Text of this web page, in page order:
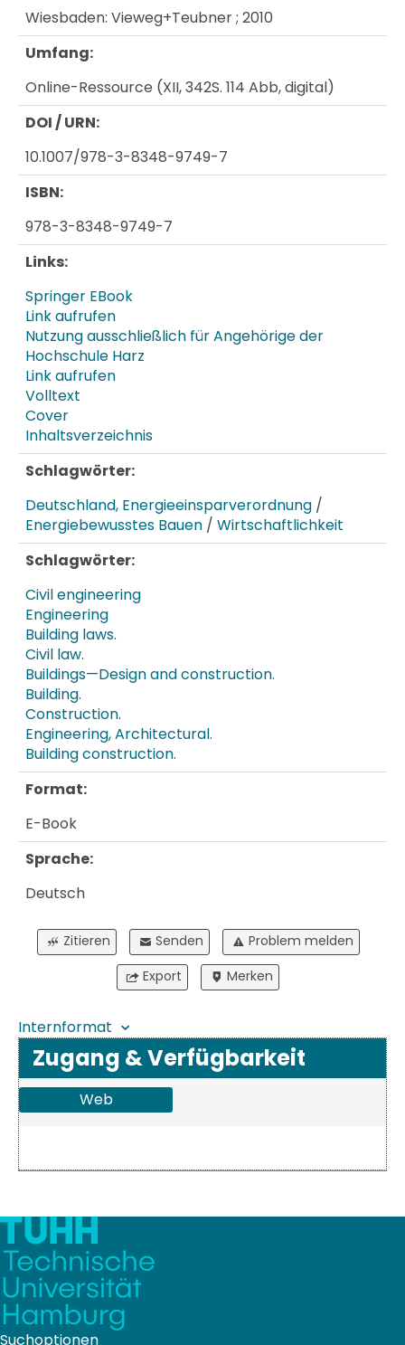
Wiesbaden: Vieweg+Teubner ; 2010
Umfang:
Online-Ressource (XII, 342S. 114 Abb, digital)
DOI / URN:
10.1007/978-3-8348-9749-7
ISBN:
978-3-8348-9749-7
Links:
Springer EBook
Link aufrufen
Nutzung ausschließlich für Angehörige der
Hochschule Harz
Link aufrufen
Volltext
Cover
Inhaltsverzeichnis
Schlagwörter:
Deutschland, Energieeinsparverordnung /
Energiebewusstes Bauen / Wirtschaftlichkeit
Schlagwörter:
Civil engineering
Engineering
Building laws.
Civil law.
Buildings—Design and construction.
Building.
Construction.
Engineering, Architectural.
Building construction.
Format:
E-Book
Sprache:
Deutsch
Zitieren Senden
Problem melden
Export
Merken
Internformat
Zugang & Verfügbarkeit
Web
Suchoptionen